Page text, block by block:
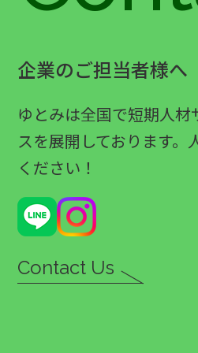
企業のご担当者様へ
ゆとみは全国で短期人
スを展開しております。
ください！
Contact Us